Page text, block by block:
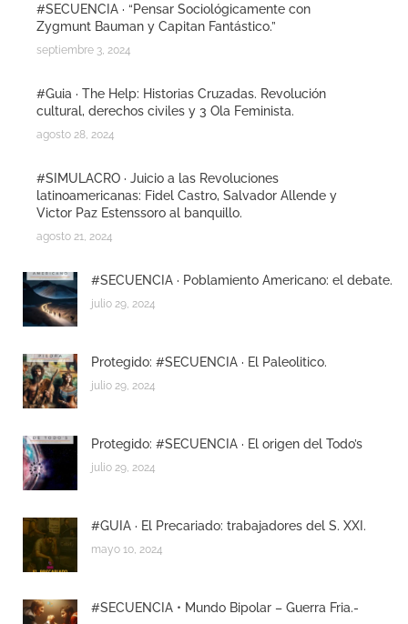
#SECUENCIA · “Pensar Sociológicamente con
Zygmunt Bauman y Capitan Fantástico.”
septiembre 3, 2024
#Guia · The Help: Historias Cruzadas. Revolución
cultural, derechos civiles y 3 Ola Feminista.
agosto 28, 2024
#SIMULACRO · Juicio a las Revoluciones
latinoamericanas: Fidel Castro, Salvador Allende y
Victor Paz Estenssoro al banquillo.
agosto 21, 2024
#SECUENCIA · Poblamiento Americano: el debate.
julio 29, 2024
Protegido: #SECUENCIA · El Paleolitico.
julio 29, 2024
Protegido: #SECUENCIA · El origen del Todo’s
julio 29, 2024
#GUIA · El Precariado: trabajadores del S. XXI.
mayo 10, 2024
#SECUENCIA • Mundo Bipolar – Guerra Fria.-